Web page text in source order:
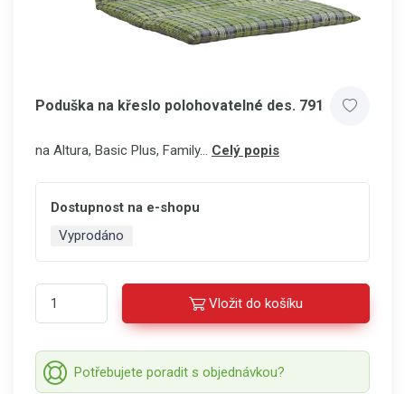
Poduška na křeslo polohovatelné des. 791
na Altura, Basic Plus, Family… Celý popis
Dostupnost na e-shopu
Vyprodáno
Vložit do košíku
Potřebujete poradit s objednávkou?